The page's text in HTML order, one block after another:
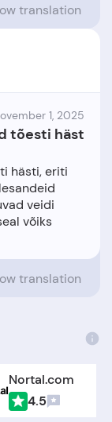
translation
1, 2025
tõesti häst
hästi, eriti
veidi
võiks
translation
Nortal.com
4.5